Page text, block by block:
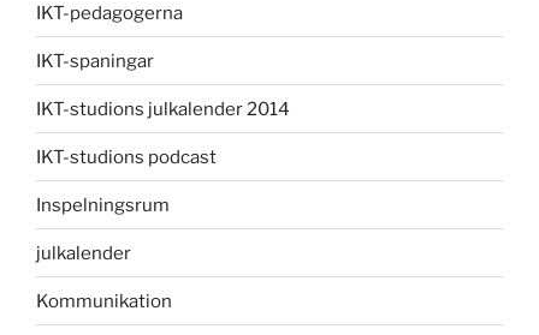
IKT-pedagogerna
IKT-spaningar
IKT-studions julkalender 2014
IKT-studions podcast
Inspelningsrum
julkalender
Kommunikation